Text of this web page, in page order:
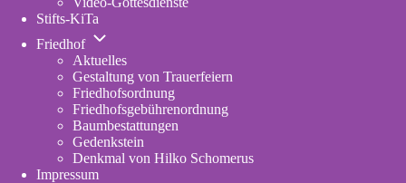
Stifts-KiTa
in
tab)
Friedhof
Unternavigation
Friedhof
Aktuelles
Gestaltung von Trauerfeiern
Friedhofsordnung
Friedhofsgebührenordnung
tab)
Baumbestattungen
Gedenkstein
Denkmal von Hilko Schomerus
Impressum